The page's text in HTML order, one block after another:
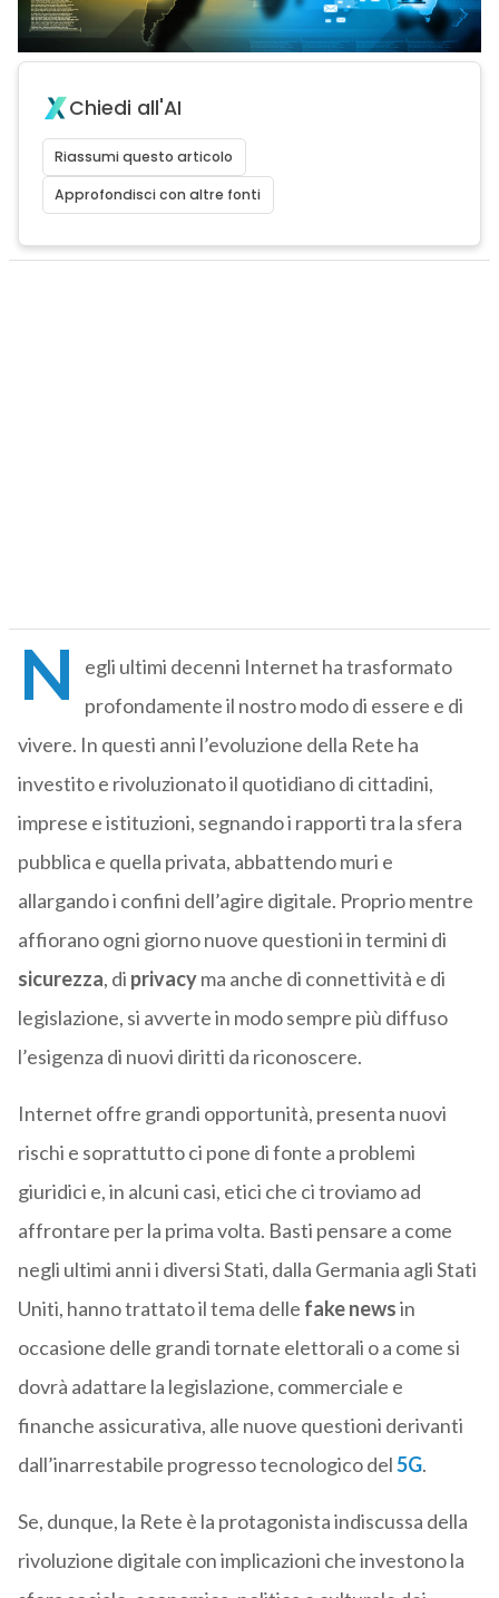
Chiedi all'AI
Riassumi questo articolo
Approfondisci con altre fonti
N
egli ultimi decenni Internet ha trasformato
profondamente il nostro modo di essere e di
vivere. In questi anni l’evoluzione della Rete ha
investito e rivoluzionato il quotidiano di cittadini,
imprese e istituzioni, segnando i rapporti tra la sfera
pubblica e quella privata, abbattendo muri e
allargando i confini dell’agire digitale. Proprio mentre
affiorano ogni giorno nuove questioni in termini di
sicurezza, di privacyma anche di connettività e di
legislazione, si avverte in modo sempre più diffuso
l’esigenza di nuovi diritti da riconoscere.
Internet offre grandi opportunità, presenta nuovi
rischi e soprattutto ci pone di fonte a problemi
giuridici e, in alcuni casi, etici che ci troviamo ad
affrontare per la prima volta. Basti pensare a come
negli ultimi anni i diversi Stati, dalla Germania agli Stati
Uniti, hanno trattato il tema delle fake newsin
occasione delle grandi tornate elettorali o a come si
dovrà adattare la legislazione, commerciale e
finanche assicurativa, alle nuove questioni derivanti
dall’inarrestabile progresso tecnologico del5G.
Se, dunque, la Rete è la protagonista indiscussa della
rivoluzione digitale con implicazioni che investono la